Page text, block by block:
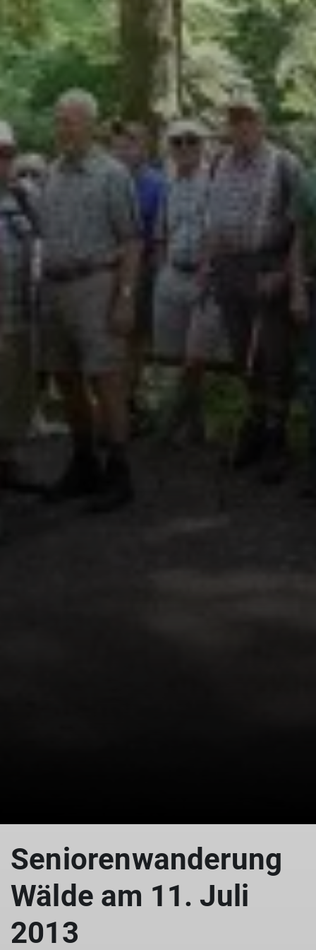
Seniorenwanderung
Wälde am 11. Juli
2013